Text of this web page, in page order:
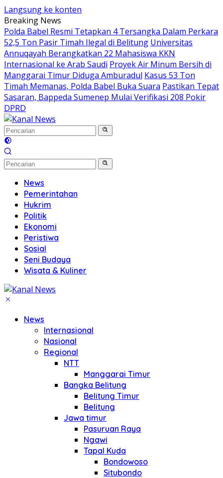
Langsung ke konten
Breaking News
Polda Babel Resmi Tetapkan 4 Tersangka Dalam Perkara
52,5 Ton Pasir Timah Ilegal di Belitung Universitas
Annuqayah Berangkatkan 22 Mahasiswa KKN
Internasional ke Arab Saudi Proyek Air Minum Bersih di
Manggarai Timur Diduga Amburadul Kasus 53 Ton
Timah Memanas, Polda Babel Buka Suara Pastikan Tepat
Sasaran, Bappeda Sumenep Mulai Verifikasi 208 Pokir
DPRD
News
Pemerintahan
Hukrim
Politik
Ekonomi
Peristiwa
Sosial
Seni Budaya
Wisata & Kuliner
News
Internasional
Nasional
Regional
NTT
Manggarai Timur
Bangka Belitung
Belitung Timur
Belitung
Jawa timur
Pasuruan Raya
Ngawi
Tapal Kuda
Bondowoso
Situbondo